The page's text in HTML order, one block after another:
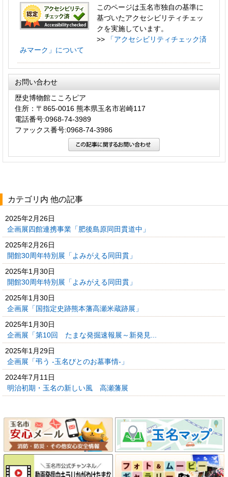
このページは玉名市独自の基準に
基づいたアクセシビリティチェッ
クを実施しています。
>>
「アクセシビリティチェック済
みマーク」について
お問い合わせ
歴史博物館こころピア
住所：〒865-0016 熊本県玉名市岩崎117
電話番号:0968-74-3989
ファックス番号:0968-74-3986
カテゴリ内 他の記事
2025年2月26日
企画展四館連携事業「肥後島原同田貫道中」
2025年2月26日
開館30周年特別展「よみがえる同田貫」
2025年1月30日
開館30周年特別展「よみがえる同田貫」
2025年1月30日
企画展「国指定史跡熊本藩高瀬米蔵跡展」
2025年1月30日
企画展「第10回 たまな発掘速報展～新発見...
2025年1月29日
企画展「弔う -玉名びとのお墓事情-」
2024年7月11日
明治初期・玉名の新しい風 高瀬藩展